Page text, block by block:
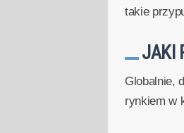
takie
JAKI
Globalnie,
rynkiem w